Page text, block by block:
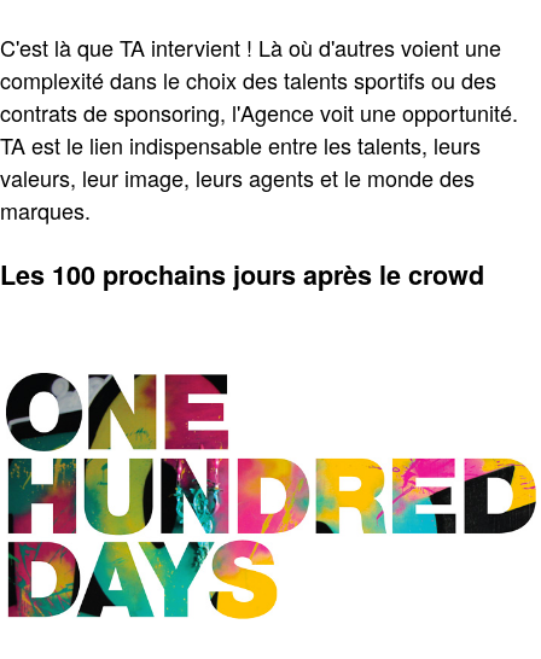
C'est là que TA intervient ! Là où d'autres voient une
complexité dans le choix des talents sportifs ou des
contrats de sponsoring, l'Agence voit une opportunité.
TA est le lien indispensable entre les talents, leurs
valeurs, leur image, leurs agents et le monde des
marques.
Les 100 prochains jours après le crowd